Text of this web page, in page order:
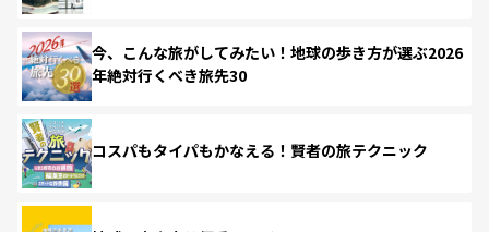
今、こんな旅がしてみたい！地球の歩き方が選ぶ2026
年絶対行くべき旅先30
コスパもタイパもかなえる！賢者の旅テクニック